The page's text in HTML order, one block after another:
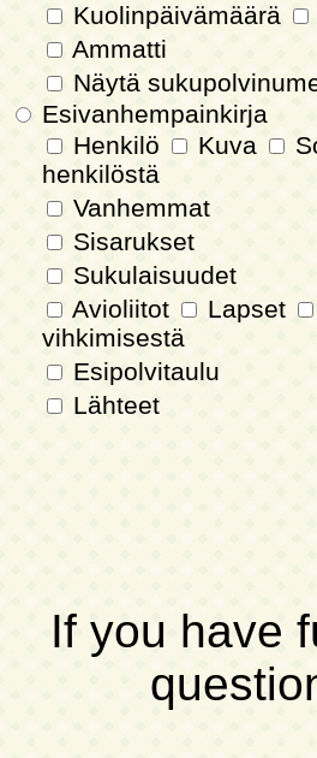
Kuolinpäivämäärä
Ammatti
Näytä
Esivanhempainkirja
Henkilö
Kuva
henkilöstä
Vanhemmat
Sisarukset
Sukulaisuudet
Avioliitot
Lapset
vihkimisestä
Esipolvitaulu
Lähteet
If you have